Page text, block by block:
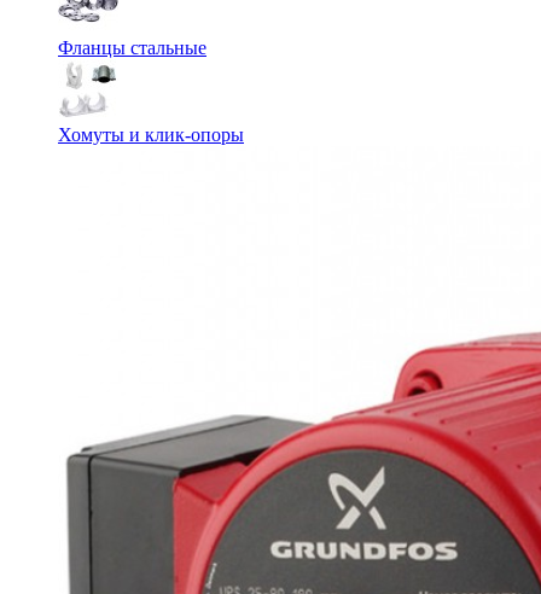
Фланцы стальные
Хомуты и клик-опоры